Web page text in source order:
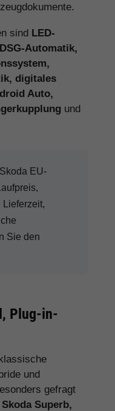
sind LED-
Automatik,
digitales
Auto,
und
EU-
Lieferzeit,
Sie den
Plug-in-
und
gefragt
Superb,